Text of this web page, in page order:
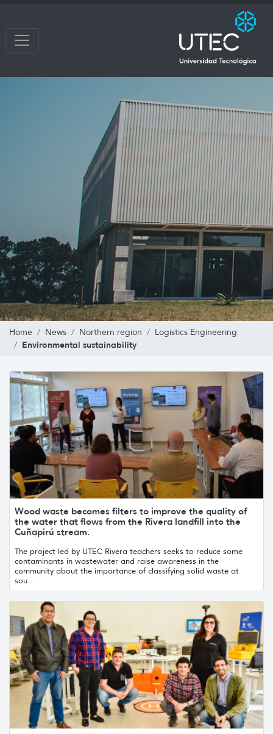
Home News Northern region Logistics Engineering
Environmental sustainability
Wood waste becomes filters to improve the quality of
the water that flows from the Rivera landfill into the
Cuñapirú stream.
The project led by UTEC Rivera teachers seeks to reduce some
contaminants in wastewater and raise awareness in the
community about the importance of classifying solid waste at
sou...